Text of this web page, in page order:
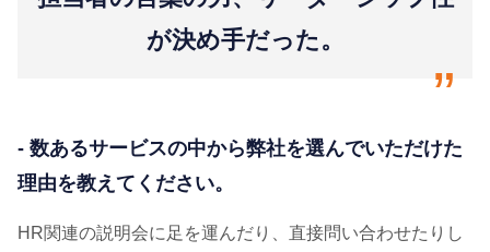
が決め手だった。
“
- 数あるサービスの中から弊社を選んでいただけた
理由を教えてください。
HR関連の説明会に足を運んだり、直接問い合わせたりし